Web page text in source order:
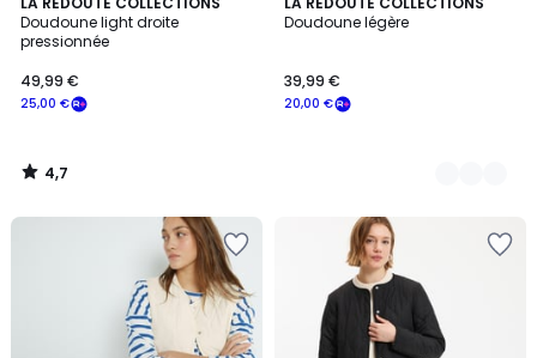
Doudoune light droite
pressionnée
25,00 €
49,99 €
/ 5
4,7
/
Doudoune légère
20,00 €
39,99 €
2
Couleurs